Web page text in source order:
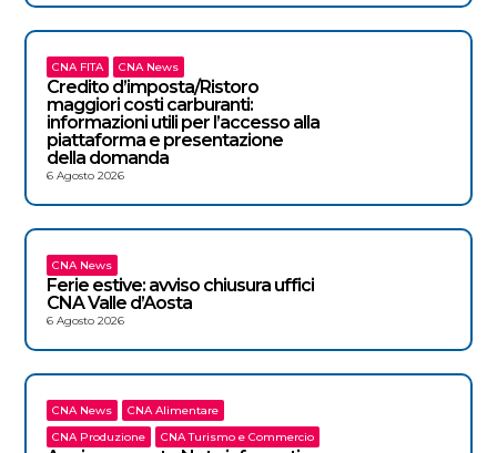
CNA FITA CNA News
Credito d’imposta/Ristoro
maggiori costi carburanti:
informazioni utili per l’accesso alla
piattaforma e presentazione
della domanda
6 Agosto 2026
CNA News
Ferie estive: avviso chiusura uffici
CNA Valle d’Aosta
6 Agosto 2026
CNA News
CNA Alimentare
CNA Produzione
CNA Turismo e Commercio